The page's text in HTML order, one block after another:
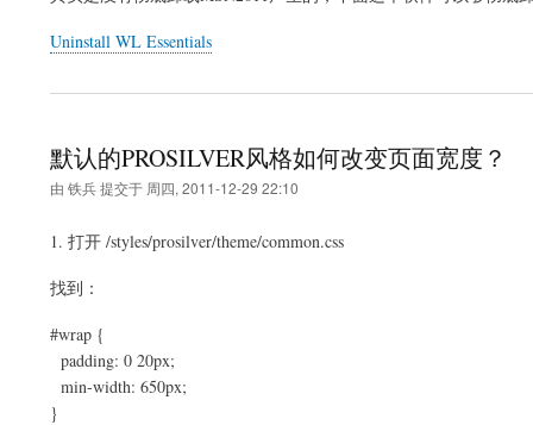
Uninstall WL Essentials
默认的PROSILVER风格如何改变页面宽度？
由 铁兵提交于 周四, 2011-12-29 22:10
1. 打开 /styles/prosilver/theme/common.css
找到：
#wrap {
padding: 0 20px;
min-width: 650px;
}